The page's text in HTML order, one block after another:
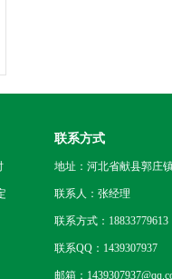
联系方式
地址：河北省献县郭庄
联系人：张经理
联系方式：18833779613
联系QQ：1439307937
邮箱：